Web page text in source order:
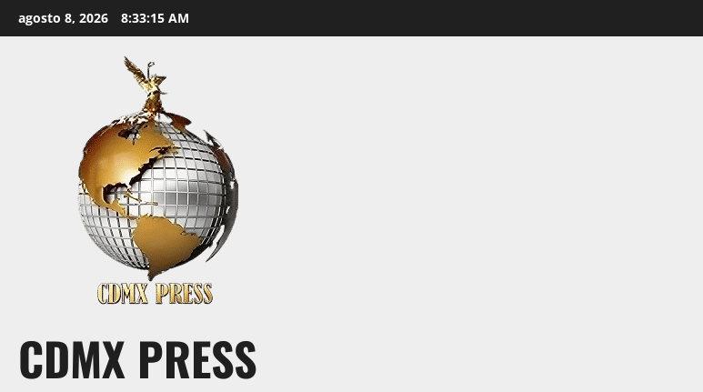
al
agosto 8, 2026 8:33:16 AM
CDMX PRESS